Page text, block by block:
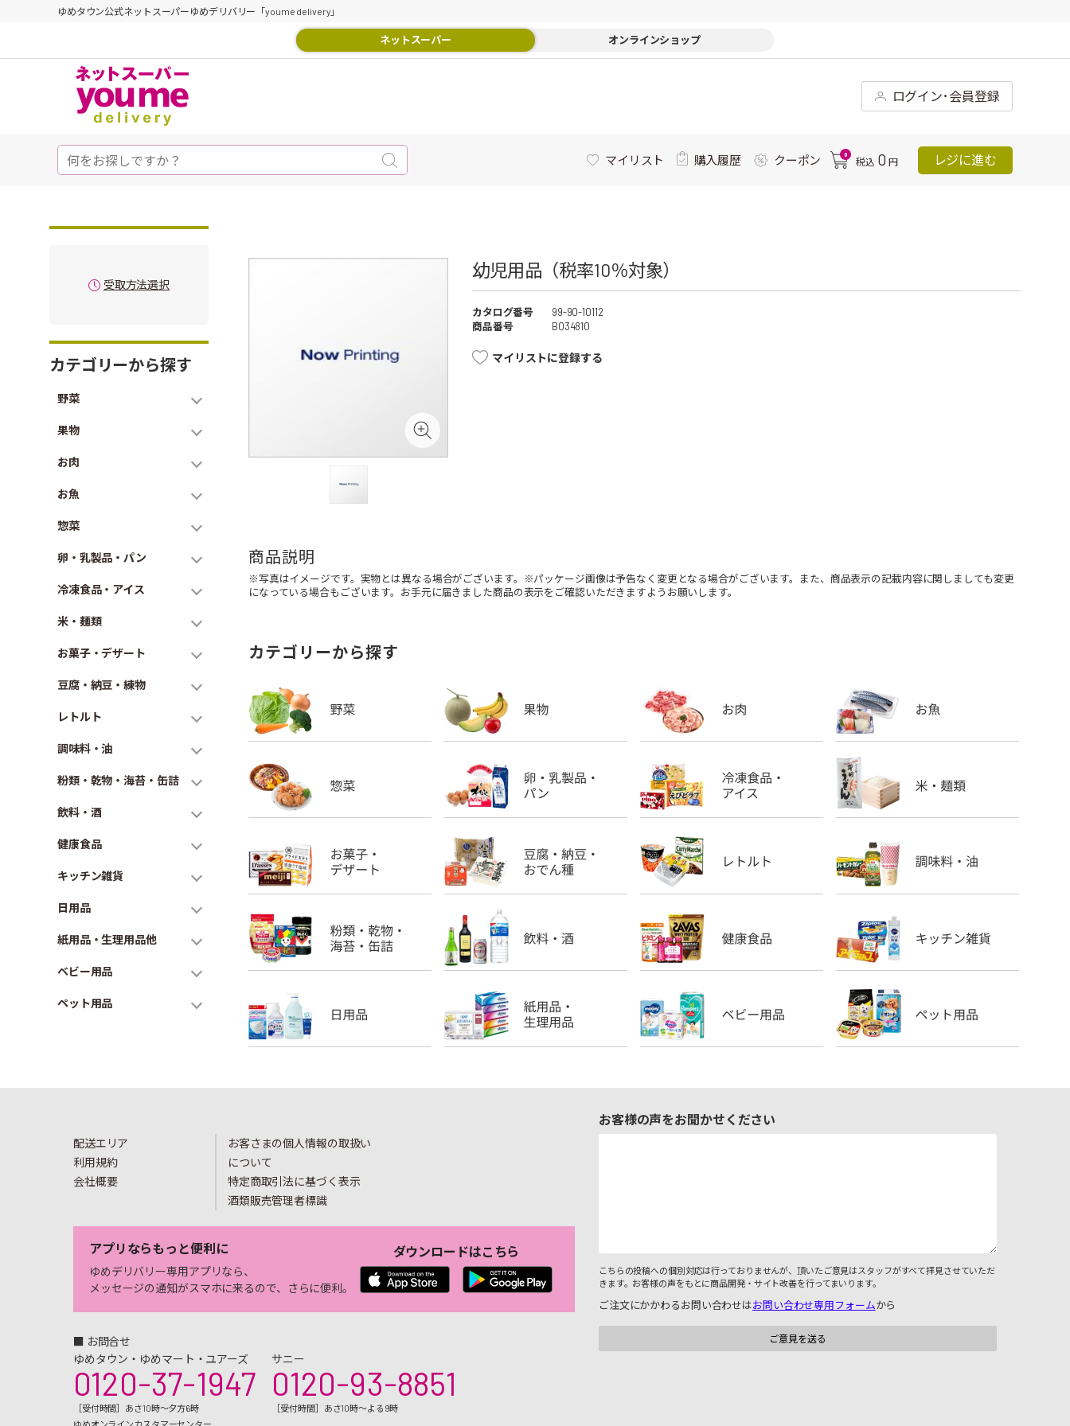
ゆめタウン公式ネットスーパーゆめデリバリー「youme delivery」
ネットスーパー オンラインショップ
ログイン･会員登録
マイリスト 購入履歴 クーポン 0
税込 0 円 レジに進む
受取方法選択
カテゴリーから探す
野菜
果物
お肉
お魚
惣菜
卵・乳製品・パン
冷凍食品・アイス
米・麺類
お菓子・デザート
豆腐・納豆・練物
レトルト
調味料・油
粉類・乾物・海苔・缶詰
飲料・酒
健康食品
キッチン雑貨
日用品
紙用品・生理用品他
ベビー用品
ペット用品
幼児用品（税率10％対象）
カタログ番号
99-90-10112
商品番号
B034810
マイリストに登録する
商品説明
※写真はイメージです。実物とは異なる場合がございます。※パッケージ画像は予告なく変更となる場合がございます。また、商品表示の記載内容に関しましても変更
になっている場合もございます。お手元に届きました商品の表示をご確認いただきますようお願いします。
カテゴリーから探す
配送エリア
利用規約
会社概要
お客さまの個人情報の取扱い
について
特定商取引法に基づく表示
酒類販売管理者標識
アプリならもっと便利に
ゆめデリバリー専用アプリなら、
メッセージの通知がスマホに来るので、さらに便利。
ダウンロードはこちら
■ お問合せ
ゆめタウン・ゆめマート・ユアーズ
0120-37-1947
［受付時間］あさ10時～夕方6時
サニー
0120-93-8851
［受付時間］あさ10時～よる9時
お客様の声をお聞かせください
こちらの投稿への個別対応は行っておりませんが、頂いたご意見はスタッフがすべて拝見させていただ
きます。お客様の声をもとに商品開発・サイト改善を行ってまいります。
ご注文にかかわるお問い合わせはお問い合わせ専用フォームから